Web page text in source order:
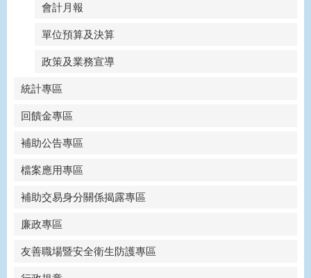
會計月報
單位預算及決算
政策及業務宣導
統計專區
回饋金專區
補助公告專區
檔案應用專區
補助交易身分關係揭露專區
廉政專區
友善職場暨安全衛生防護專區